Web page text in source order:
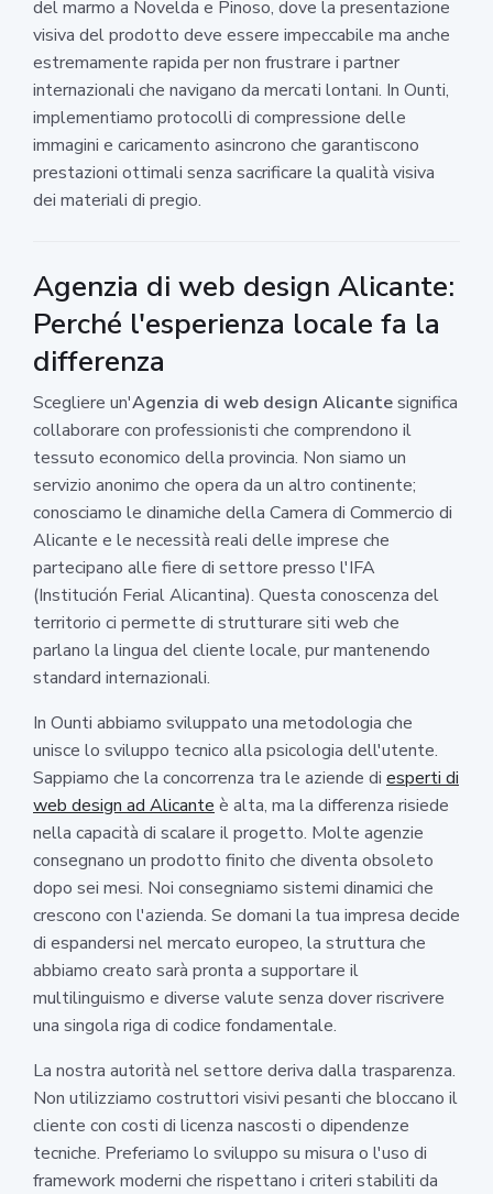
del marmo a Novelda e Pinoso, dove la presentazione
visiva del prodotto deve essere impeccabile ma anche
estremamente rapida per non frustrare i partner
internazionali che navigano da mercati lontani. In Ounti,
implementiamo protocolli di compressione delle
immagini e caricamento asincrono che garantiscono
prestazioni ottimali senza sacrificare la qualità visiva
dei materiali di pregio.
Agenzia di web design Alicante:
Perché l'esperienza locale fa la
differenza
Scegliere un'Agenzia di web design Alicantesignifica
collaborare con professionisti che comprendono il
tessuto economico della provincia. Non siamo un
servizio anonimo che opera da un altro continente;
conosciamo le dinamiche della Camera di Commercio di
Alicante e le necessità reali delle imprese che
partecipano alle fiere di settore presso l'IFA
(Institución Ferial Alicantina). Questa conoscenza del
territorio ci permette di strutturare siti web che
parlano la lingua del cliente locale, pur mantenendo
standard internazionali.
In Ounti abbiamo sviluppato una metodologia che
unisce lo sviluppo tecnico alla psicologia dell'utente.
Sappiamo che la concorrenza tra le aziende di esperti di
web design ad Alicante è alta, ma la differenza risiede
nella capacità di scalare il progetto. Molte agenzie
consegnano un prodotto finito che diventa obsoleto
dopo sei mesi. Noi consegniamo sistemi dinamici che
crescono con l'azienda. Se domani la tua impresa decide
di espandersi nel mercato europeo, la struttura che
abbiamo creato sarà pronta a supportare il
multilinguismo e diverse valute senza dover riscrivere
una singola riga di codice fondamentale.
La nostra autorità nel settore deriva dalla trasparenza.
Non utilizziamo costruttori visivi pesanti che bloccano il
cliente con costi di licenza nascosti o dipendenze
tecniche. Preferiamo lo sviluppo su misura o l'uso di
framework moderni che rispettano i criteri stabiliti da